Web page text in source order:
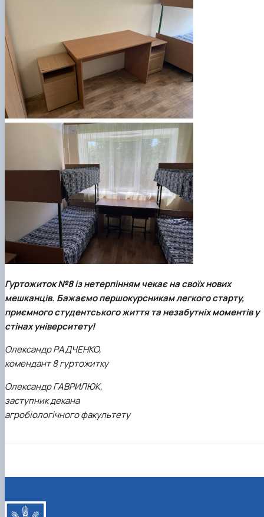
Гуртожиток №8 із нетерпінням чекає на своїх нових
мешканців. Бажаємо першокурсникам легкого старту,
приємного студентського життя та незабутніх моментів у
стінах університету!
Олександр РАДЧЕНКО,
комендант 8 гуртожитку
Олександр ГАВРИЛЮК,
заступник декана
агробіологічного факультету